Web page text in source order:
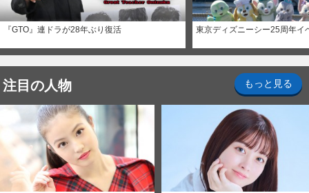
『GTO』連ドラが28年ぶり復活 東京ディズニーシー25周年イ
注目の人物 もっと見る